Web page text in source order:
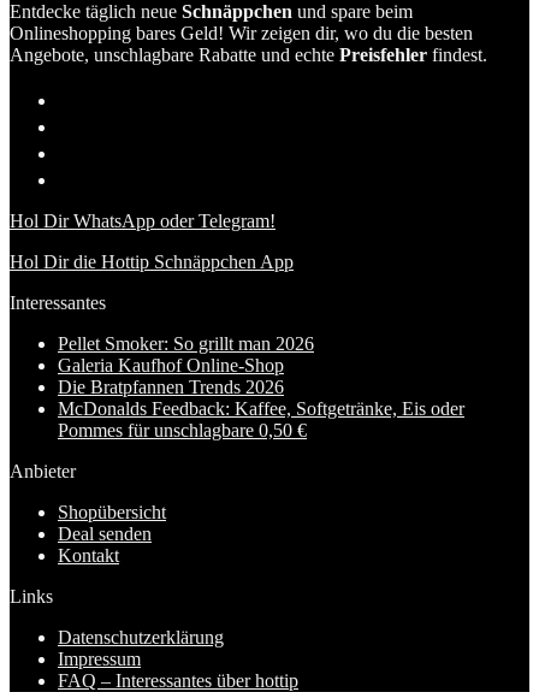
Entdecke täglich neue Schnäppchen und spare beim
Onlineshopping bares Geld! Wir zeigen dir, wo du die besten
Angebote, unschlagbare Rabatte und echte Preisfehler findest.
Hol Dir WhatsApp oder Telegram!
Hol Dir die Hottip Schnäppchen App
Interessantes
Pellet Smoker: So grillt man 2026
Galeria Kaufhof Online-Shop
Die Bratpfannen Trends 2026
McDonalds Feedback: Kaffee, Softgetränke, Eis oder
Pommes für unschlagbare 0,50 €
Anbieter
Shopübersicht
Deal senden
Kontakt
Links
Datenschutzerklärung
Impressum
FAQ – Interessantes über hottip